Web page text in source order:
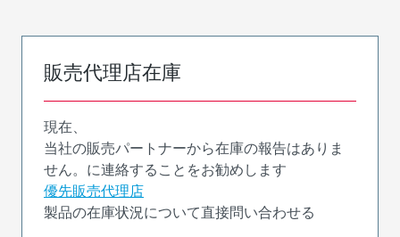
販売代理店在庫
現在、
当社の販売パートナーから在庫の報告はありま
せん。に連絡することをお勧めします
優先販売代理店
製品の在庫状況について直接問い合わせる